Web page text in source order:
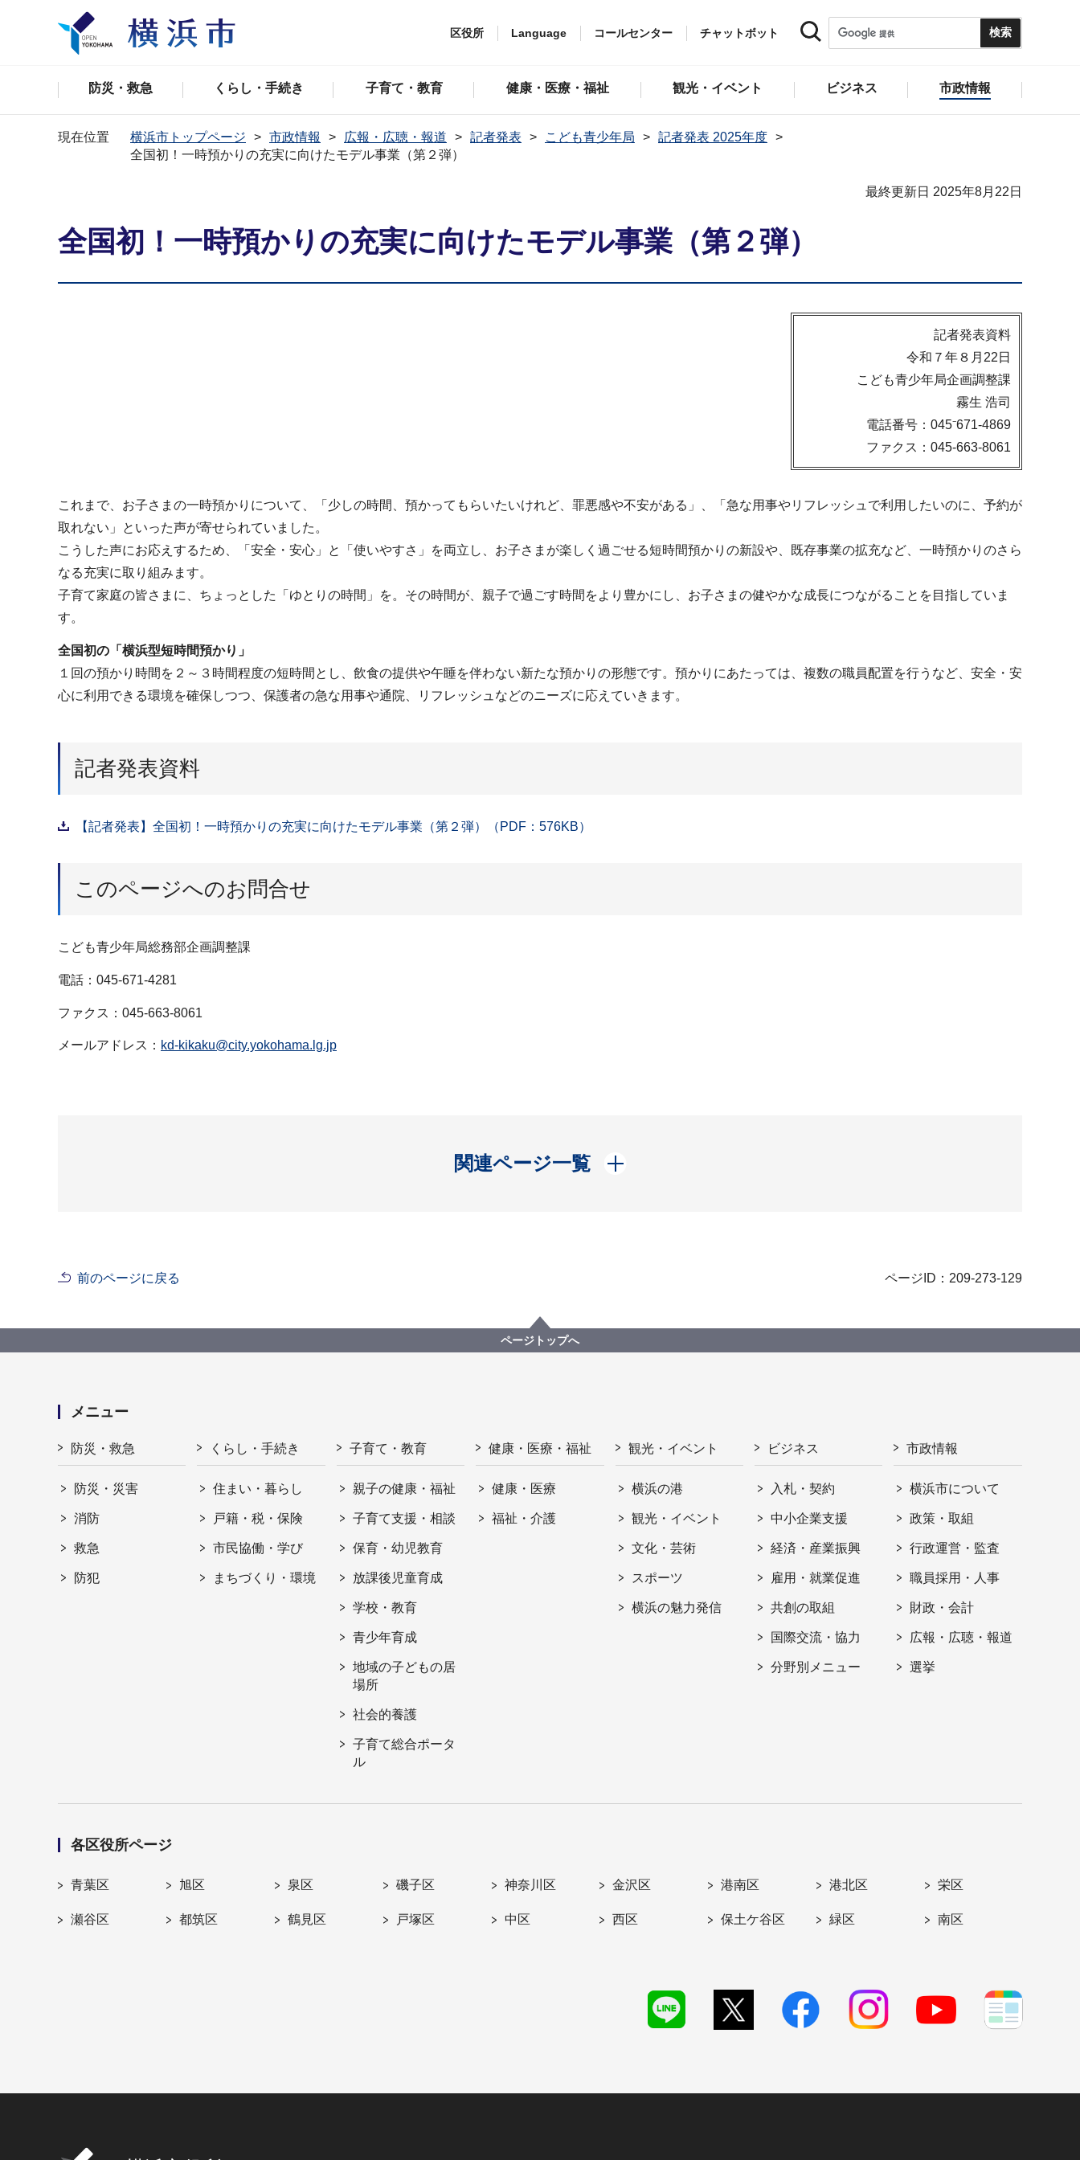
区役所 Language コールセンター チャットボット
防災・救急 くらし・手続き 子育て・教育 健康・医療・福祉 観光・イベント ビジネス 市政情報
現在位置 横浜市トップページ 市政情報 広報・広聴・報道 記者発表 こども青少年局
記者発表 2025年度
全国初！一時預かりの充実に向けたモデル事業（第２弾）
最終更新日 2025年8月22日
全国初！一時預かりの充実に向けたモデル事業（第２弾）
記者発表資料
令和７年８月22日
こども青少年局企画調整課
霧生 浩司
電話番号：045⁻671-4869
ファクス：045-663-8061
これまで、お子さまの一時預かりについて、「少しの時間、預かってもらいたいけれど、罪悪感や不安がある」、「急な用事やリフレッシュで利用したいのに、予約が
取れない」といった声が寄せられていました。
こうした声にお応えするため、「安全・安心」と「使いやすさ」を両立し、お子さまが楽しく過ごせる短時間預かりの新設や、既存事業の拡充など、一時預かりのさら
なる充実に取り組みます。
子育て家庭の皆さまに、ちょっとした「ゆとりの時間」を。その時間が、親子で過ごす時間をより豊かにし、お子さまの健やかな成長につながることを目指していま
す。
全国初の「横浜型短時間預かり」
１回の預かり時間を２～３時間程度の短時間とし、飲食の提供や午睡を伴わない新たな預かりの形態です。預かりにあたっては、複数の職員配置を行うなど、安全・安
心に利用できる環境を確保しつつ、保護者の急な用事や通院、リフレッシュなどのニーズに応えていきます。
記者発表資料
【記者発表】全国初！一時預かりの充実に向けたモデル事業（第２弾）（PDF：576KB）
このページへのお問合せ
こども青少年局総務部企画調整課
電話：045-671-4281
ファクス：045-663-8061
メールアドレス： kd-kikaku@city.yokohama.lg.jp
関連ページ一覧
開く
前のページに戻る ページID：209-273-129
ページトップへ
メニュー
防災・救急
防災・災害
消防
救急
防犯
くらし・手続き
住まい・暮らし
戸籍・税・保険
市民協働・学び
まちづくり・環境
子育て・教育
親子の健康・福祉
子育て支援・相談
保育・幼児教育
放課後児童育成
学校・教育
青少年育成
地域の子どもの居
場所
社会的養護
子育て総合ポータ
ル
健康・医療・福祉
健康・医療
福祉・介護
観光・イベント
横浜の港
観光・イベント
文化・芸術
スポーツ
横浜の魅力発信
ビジネス
入札・契約
中小企業支援
経済・産業振興
雇用・就業促進
共創の取組
国際交流・協力
分野別メニュー
市政情報
横浜市について
政策・取組
行政運営・監査
職員採用・人事
財政・会計
広報・広聴・報道
選挙
各区役所ページ
青葉区 旭区 泉区 磯子区 神奈川区 金沢区 港南区 港北区 栄区
瀬谷区 都筑区 鶴見区 戸塚区 中区 西区 保土ケ谷区 緑区 南区